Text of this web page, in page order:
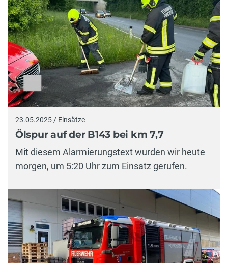
23.05.2025 / Einsätze
Ölspur auf der B143 bei km 7,7
Mit diesem Alarmierungstext wurden wir heute
morgen, um 5:20 Uhr zum Einsatz gerufen.